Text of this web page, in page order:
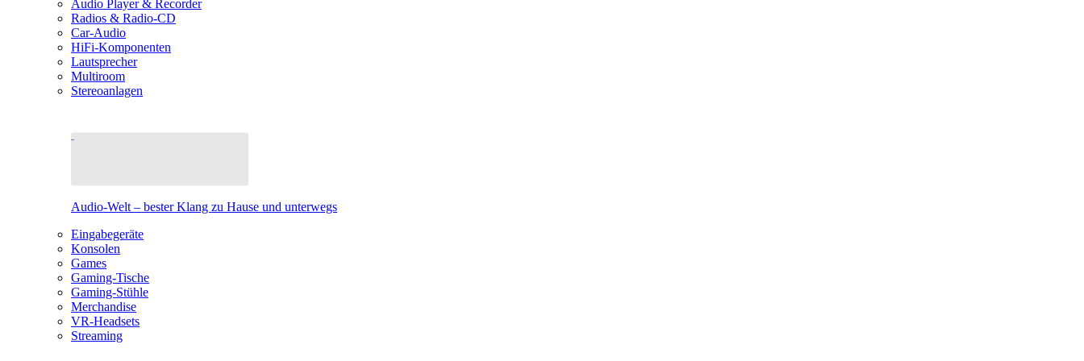
Audio Player & Recorder
Radios & Radio-CD
Car-Audio
HiFi-Komponenten
Lautsprecher
Multiroom
Stereoanlagen
Audio-Welt – bester Klang zu Hause und unterwegs
Eingabegeräte
Konsolen
Games
Gaming-Tische
Gaming-Stühle
Merchandise
VR-Headsets
Streaming